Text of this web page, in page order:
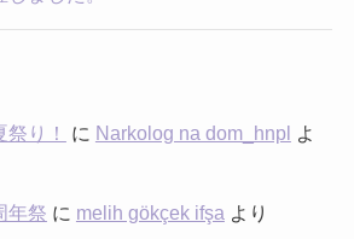
祭り！ に Narkolog na dom_hnpl よ
年祭 に melih gökçek ifşa より